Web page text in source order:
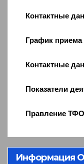
Контактные
График приема
Контактные
Показатели
Правление
Информация